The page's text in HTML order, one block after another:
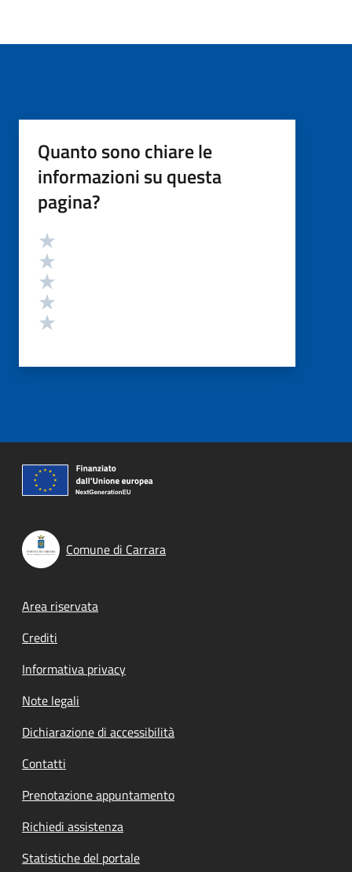
Quanto sono chiare le
informazioni su questa
pagina?
Valutazione
Comune di Carrara
Footer menu
Area riservata
Crediti
Informativa privacy
Note legali
Dichiarazione di accessibilità
Contatti
Prenotazione appuntamento
Richiedi assistenza
Statistiche del portale